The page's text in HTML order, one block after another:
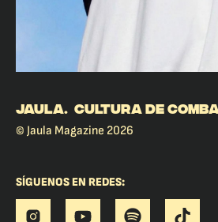
JAULA. CULTURA DE
© Jaula Magazine 2026
SÍGUENOS EN REDES: